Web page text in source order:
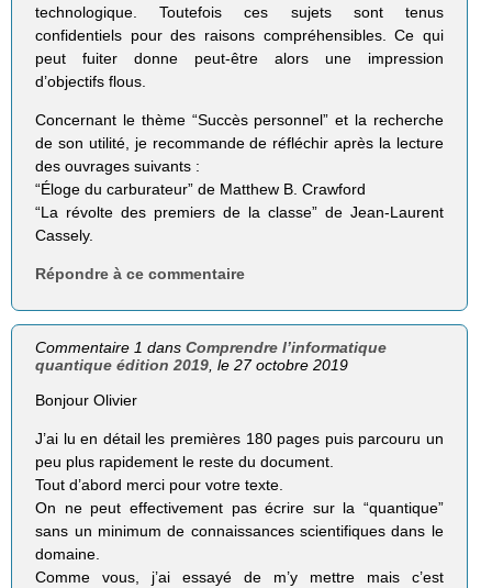
technologique. Toutefois ces sujets sont tenus
confidentiels pour des raisons compréhensibles. Ce qui
peut fuiter donne peut-être alors une impression
d’objectifs flous.
Concernant le thème “Succès personnel” et la recherche
de son utilité, je recommande de réfléchir après la lecture
des ouvrages suivants :
“Éloge du carburateur” de Matthew B. Crawford
“La révolte des premiers de la classe” de Jean-Laurent
Cassely.
Répondre à ce commentaire
Commentaire 1 dansComprendre l’informatique
quantique édition 2019, le 27 octobre 2019
Bonjour Olivier
J’ai lu en détail les premières 180 pages puis parcouru un
peu plus rapidement le reste du document.
Tout d’abord merci pour votre texte.
On ne peut effectivement pas écrire sur la “quantique”
sans un minimum de connaissances scientifiques dans le
domaine.
Comme vous, j’ai essayé de m’y mettre mais c’est